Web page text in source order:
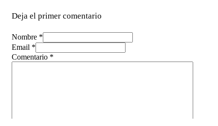
Deja el primer comentario
Nombre *
Email *
Comentario *